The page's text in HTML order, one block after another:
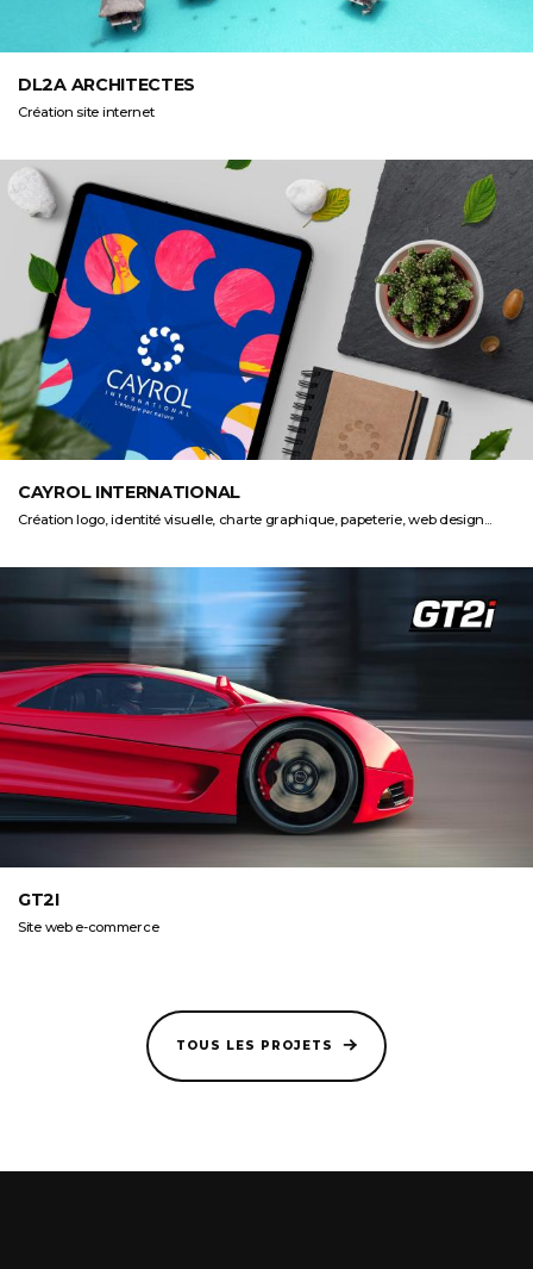
DL2A ARCHITECTES
Création site internet
CAYROL INTERNATIONAL
Création logo, identité visuelle, charte graphique, papeterie, web design...
GT2I
Site web e-commerce
TOUS LES PROJETS